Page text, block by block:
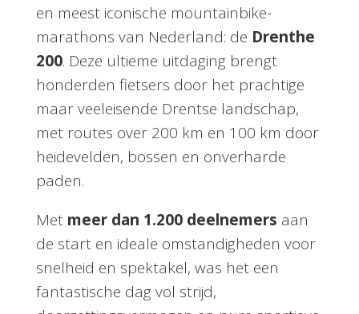
en meest iconische mountainbike-
marathons van Nederland: de Drenthe
200. Deze ultieme uitdaging brengt
honderden fietsers door het prachtige
maar veeleisende Drentse landschap,
met routes over 200 km en 100 km door
heidevelden, bossen en onverharde
paden.
Met meer dan 1.200 deelnemers aan
de start en ideale omstandigheden voor
snelheid en spektakel, was het een
fantastische dag vol strijd,